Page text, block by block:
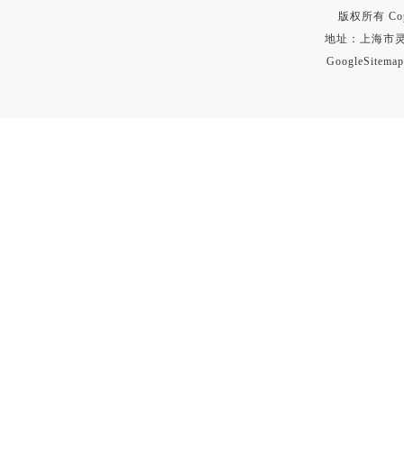
版权所有
地址：上海市
GoogleSitemap